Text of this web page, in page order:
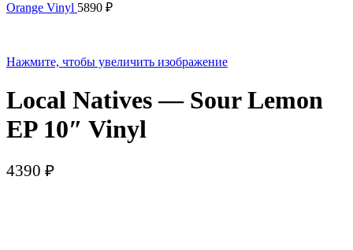
Orange Vinyl 5890 ₽
Нажмите, чтобы увеличить изображение
Local Natives — Sour Lemon
EP 10″ Vinyl
4390 ₽